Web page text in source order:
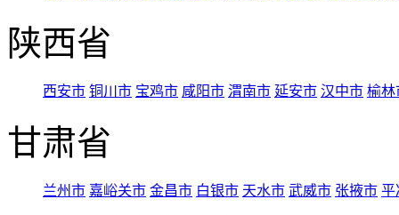
陕西省
西安市 铜川市 宝鸡市 咸阳市 渭南市 延安市 汉中市 榆林
甘肃省
兰州市 嘉峪关市 金昌市 白银市 天水市 武威市 张掖市 平